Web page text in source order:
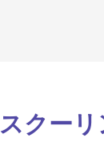
スクー